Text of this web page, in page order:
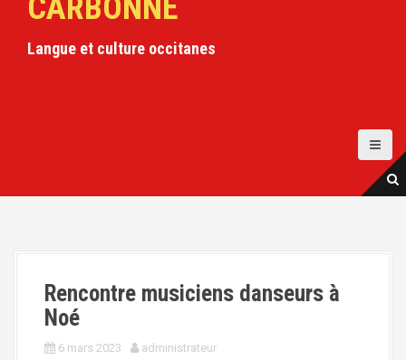
CARBONNE
Langue et culture occitanes
Rencontre musiciens danseurs à
Noé
6 mars 2023 administrateur